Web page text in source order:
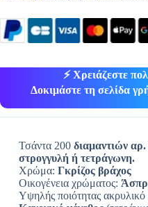
⚡ Χρειάζεστε
Δοκιμάστε τη σελίδα
Τσάντα 200 διαμαντιών αρ.
στρογγυλή ή τετράγωνη.
Χρώμα: Γκρίζος βράχος
Οικογένεια χρώματος:
Υψηλής ποιότητας ακρυλικό